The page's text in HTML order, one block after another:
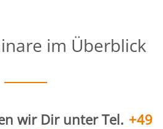
im Überblick
wir Dir unter Tel. +49